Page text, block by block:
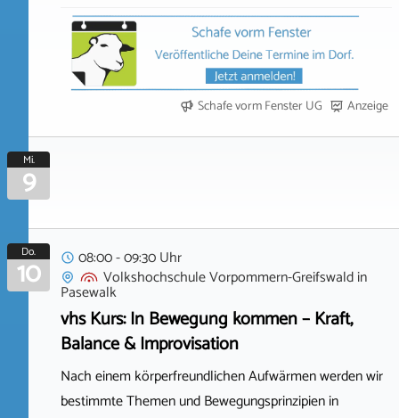
Schafe vorm Fenster UG Anzeige
Mi.
9
Do.
10
08:00 - 09:30 Uhr
Volkshochschule Vorpommern-Greifswaldin
Pasewalk
vhs Kurs: In Bewegung kommen – Kraft,
Balance & Improvisation
Nach einem körperfreundlichen Aufwärmen werden wir
bestimmte Themen und Bewegungsprinzipien in